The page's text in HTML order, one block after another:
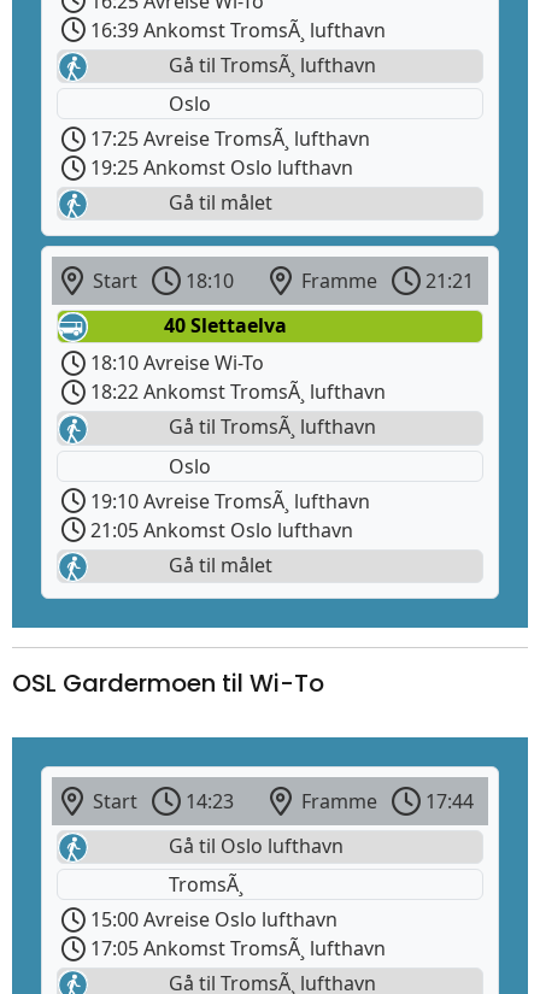
16:39 Ankomst TromsÃ¸ lufthavn
Gå til TromsÃ¸ lufthavn
Oslo
17:25 Avreise TromsÃ¸ lufthavn
19:25 Ankomst Oslo lufthavn
Gå til målet
Start 18:10 Framme
21:21
40 Slettaelva
18:10 Avreise Wi-To
18:22 Ankomst TromsÃ¸ lufthavn
Gå til TromsÃ¸ lufthavn
Oslo
19:10 Avreise TromsÃ¸ lufthavn
21:05 Ankomst Oslo lufthavn
Gå til målet
OSL Gardermoen til Wi-To
Start 14:23 Framme
17:44
Gå til Oslo lufthavn
TromsÃ¸
15:00 Avreise Oslo lufthavn
17:05 Ankomst TromsÃ¸ lufthavn
Gå til TromsÃ¸ lufthavn